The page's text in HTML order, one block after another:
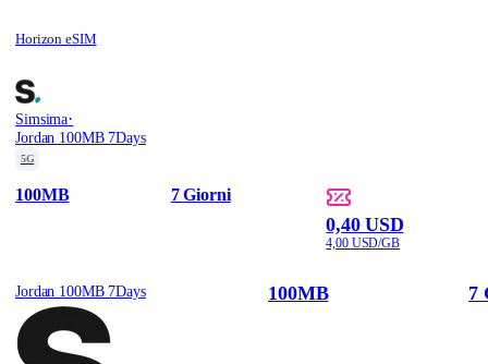
Horizon eSIM
Simsima·
Jordan 100MB 7Days
5G
100MB 7 Giorni
0,40 USD
4,00 USD/GB
Jordan 100MB 7Days 100MB 7